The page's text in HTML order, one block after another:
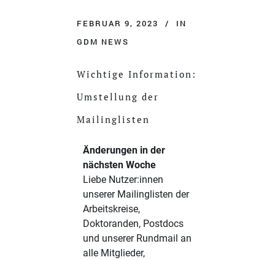
FEBRUAR 9, 2023
IN
GDM NEWS
Wichtige Information:
Umstellung der
Mailinglisten
Änderungen in der
nächsten Woche
Liebe Nutzer:innen
unserer Mailinglisten der
Arbeitskreise,
Doktoranden, Postdocs
und unserer Rundmail an
alle Mitglieder,